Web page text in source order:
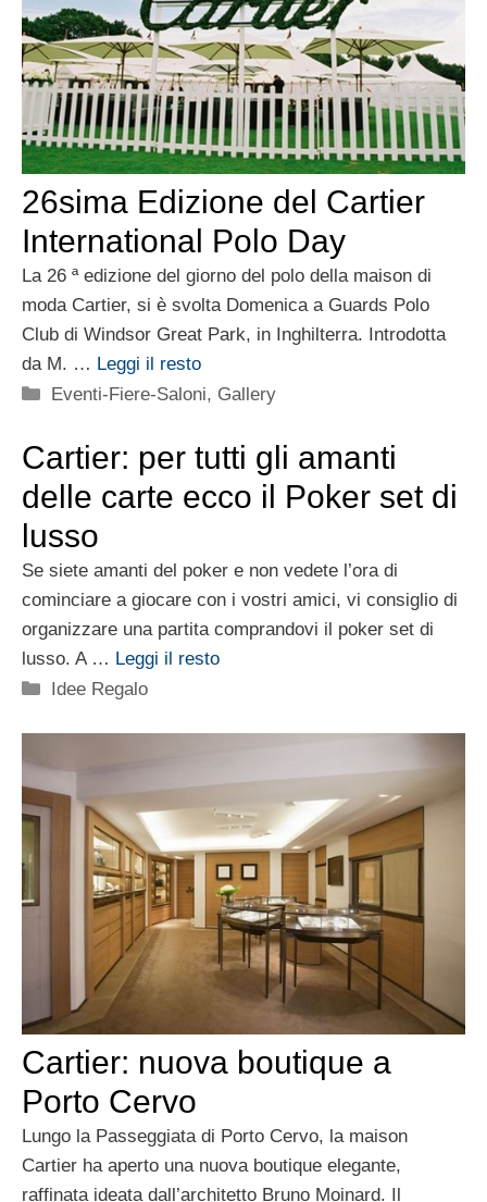
26sima Edizione del Cartier
International Polo Day
La 26 ª edizione del giorno del polo della maison di
moda Cartier, si è svolta Domenica a Guards Polo
Club di Windsor Great Park, in Inghilterra. Introdotta
da M. … Leggi il resto
Categorie
Eventi-Fiere-Saloni, Gallery
Cartier: per tutti gli amanti
delle carte ecco il Poker set di
lusso
Se siete amanti del poker e non vedete l’ora di
cominciare a giocare con i vostri amici, vi consiglio di
organizzare una partita comprandovi il poker set di
lusso. A … Leggi il resto
Categorie
Idee Regalo
Cartier: nuova boutique a
Porto Cervo
Lungo la Passeggiata di Porto Cervo, la maison
Cartier ha aperto una nuova boutique elegante,
raffinata ideata dall’architetto Bruno Moinard. Il